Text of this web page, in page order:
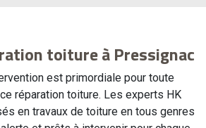
toiture à Pressignac
est primordiale pour toute
réparation toiture. Les experts HK
en travaux de toiture en tous genres